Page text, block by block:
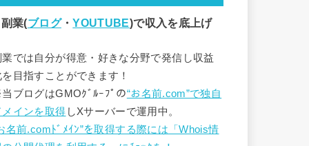
業(ブログ・YOUTUBE)で収入を底上げ
業では自分が得意・好きな分野で発信し収益
を目指すことができます！
ブログはGMOｸﾞﾙｰﾌﾟの“お名前.com”で独自
メインを取得 しXサーバーで運用中。
名前.comﾄﾞﾒｲﾝ”を取得する際には「Whois情